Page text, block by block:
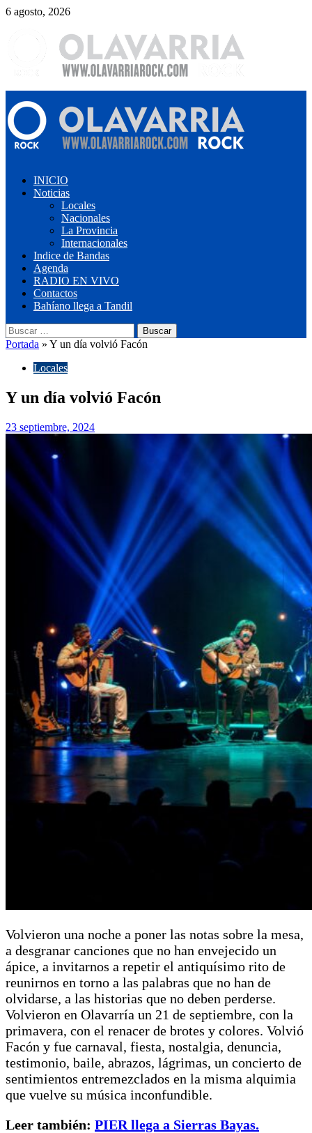
Saltar
contenido
6 agosto, 2026
primario
INICIO
Noticias
Locales
Nacionales
La Provincia
Internacionales
Indice de Bandas
Agenda
RADIO EN VIVO
Contactos
Bahíano llega a Tandil
Buscar:
Portada » Y un día volvió Facón
Locales
Y un día volvió Facón
23 septiembre, 2024
Volvieron una noche a poner las notas sobre la mesa,
a desgranar canciones que no han envejecido un
ápice, a invitarnos a repetir el antiquísimo rito de
reunirnos en torno a las palabras que no han de
olvidarse, a las historias que no deben perderse.
Volvieron en Olavarría un 21 de septiembre, con la
primavera, con el renacer de brotes y colores. Volvió
Facón y fue carnaval, fiesta, nostalgia, denuncia,
testimonio, baile, abrazos, lágrimas, un concierto de
sentimientos entremezclados en la misma alquimia
que vuelve su música inconfundible.
Leer también: PIER llega a Sierras Bayas.